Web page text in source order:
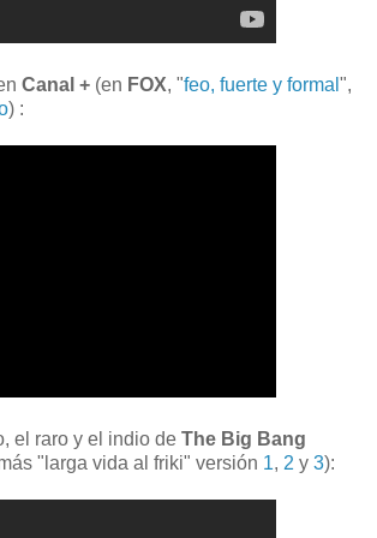
Canal + (en FOX, "feo, fuerte y formal ",
) :
el raro y el indio de The Big Bang
"larga vida al friki" versión 1, 2 y 3):